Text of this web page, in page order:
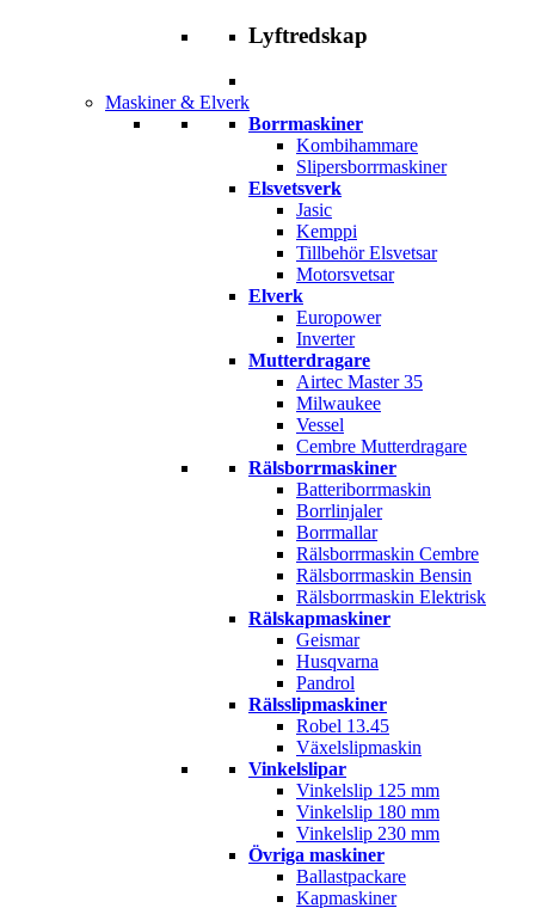
Lyftredskap
Maskiner & Elverk
Borrmaskiner
Kombihammare
Slipersborrmaskiner
Elsvetsverk
Jasic
Kemppi
Tillbehör Elsvetsar
Motorsvetsar
Elverk
Europower
Inverter
Mutterdragare
Airtec Master 35
Milwaukee
Vessel
Cembre Mutterdragare
Rälsborrmaskiner
Batteriborrmaskin
Borrlinjaler
Borrmallar
Rälsborrmaskin Cembre
Rälsborrmaskin Bensin
Rälsborrmaskin Elektrisk
Rälskapmaskiner
Geismar
Husqvarna
Pandrol
Rälsslipmaskiner
Robel 13.45
Växelslipmaskin
Vinkelslipar
Vinkelslip 125 mm
Vinkelslip 180 mm
Vinkelslip 230 mm
Övriga maskiner
Ballastpackare
Kapmaskiner